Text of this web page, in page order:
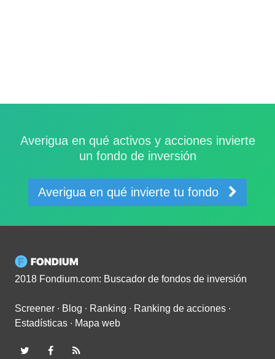
Averigua en qué activos y acciones invierte
un fondo de inversión
Averigua en qué invierte tu fondo
2018 Fondium.com: Buscador de fondos de inversión
Screener ∙ Blog ∙ Ranking ∙ Ranking de acciones ∙
Estadísticas ∙ Mapa web